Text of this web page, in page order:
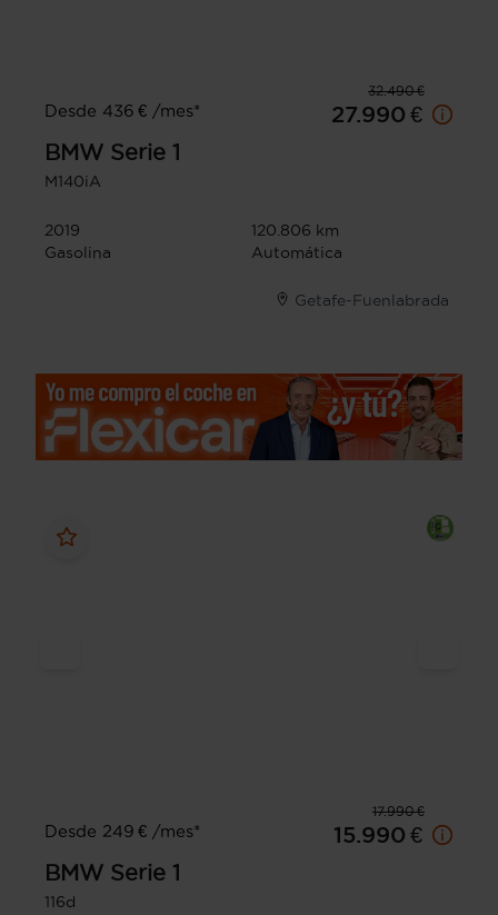
32.490 €
Desde 436 € /mes*
27.990 €
BMW Serie 1
M140iA
2019
120.806 km
Gasolina
Automática
Getafe-Fuenlabrada
17.990 €
Desde 249 € /mes*
15.990 €
BMW Serie 1
116d